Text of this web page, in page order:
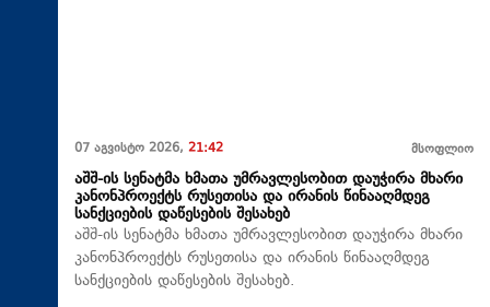
07 აგვისტო 2026, 21:42 მსოფლიო
აშშ-ის სენატმა ხმათა უმრავლესობით დაუჭირა მხარი
კანონპროექტს რუსეთისა და ირანის წინააღმდეგ
სანქციების დაწესების შესახებ
აშშ-ის სენატმა ხმათა უმრავლესობით დაუჭირა მხარი
კანონპროექტს რუსეთისა და ირანის წინააღმდეგ
სანქციების დაწესების შესახებ.